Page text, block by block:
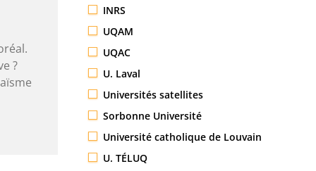
?
INRS
UQAM
UQAC
U. Laval
Universités satellites
Sorbonne Université
Université catholique de Louvain
U. TÉLUQ